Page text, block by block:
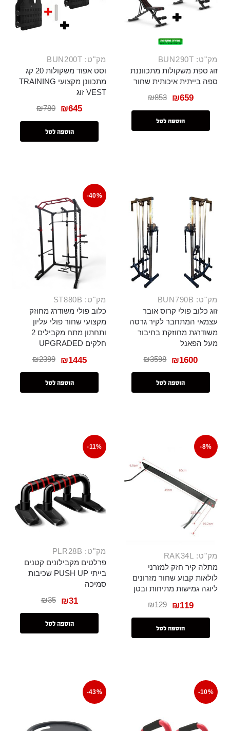
מק"ט: BUN290T
זוג ספת משקולות מתכווננת
ספה בייתית איכותית שחור
₪853 ₪659
הוספה לסל
מק"ט: BUN200T
וסט אפוד משקולות 20 קג
מתכוונן מקצועי TRAINING
VEST זוג
₪780 ₪645
הוספה לסל
מק"ט: BUN790B
זוג כלוב פולי קרוס אובר
עצמאי המתחבר לקיר גרסה
משודרגת מחוזקת בחיבור
מעל הפאנל
₪3598 ₪1600
הוספה לסל
-40%
מק"ט: ST880B
כלוב פולי משודרג מחוזק
מקצועי שחור פולי עליון
ותחתון מתח מקבילים 2
חלקים UPGRADED
₪2399 ₪1445
הוספה לסל
-8%
מק"ט: RAK34L
מתלה קיר חזק למזרני
לולאות קבוע שחור מזרונים
ליוגה גמישות מתיחות ובטן
₪129 ₪119
הוספה לסל
-11%
מק"ט: PLR28B
פרלטים מקבילונים קטנים
בייתי PUSH UP שכיבות
סמיכה
₪35 ₪31
הוספה לסל
-10%
-43%